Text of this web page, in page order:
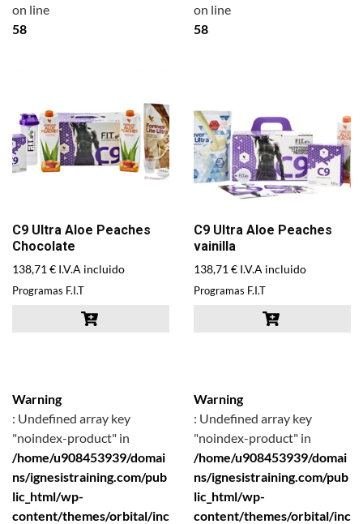
on line
58
C9 Ultra Aloe Peaches
Chocolate
138,71 € I.V.A incluido
Programas F.I.T
on line
58
C9 Ultra Aloe Peaches
vainilla
138,71 € I.V.A incluido
Programas F.I.T
Warning
: Undefined array key
"noindex-product" in
/home/u908453939/domai
ns/ignesistraining.com/pub
lic_html/wp-
content/themes/orbital/inc
Warning
: Undefined array key
"noindex-product" in
/home/u908453939/domai
ns/ignesistraining.com/pub
lic_html/wp-
content/themes/orbital/inc